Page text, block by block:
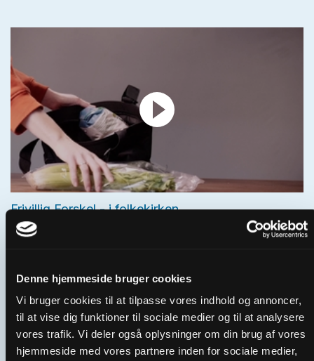
Denne hjemmeside bruger cookies
Vi bruger cookies til at tilpasse vores indhold og annoncer,
til at vise dig funktioner til sociale medier og til at analysere
vores trafik. Vi deler også oplysninger om din brug af vores
hjemmeside med vores partnere inden for sociale medier,
Frivillig Forskel - i folkekirken